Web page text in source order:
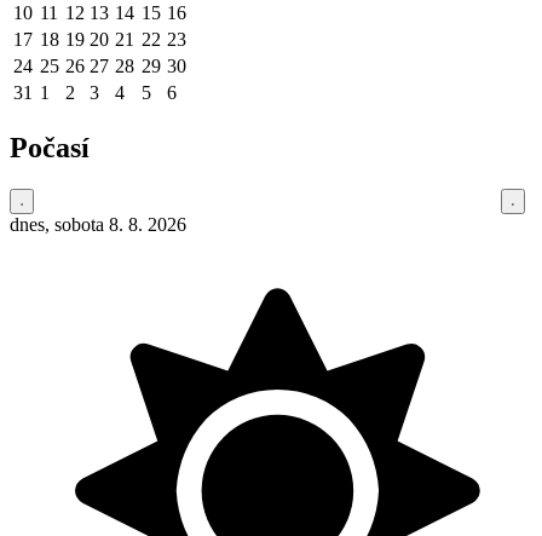
10 11 12 13 14 15 16
17 18 19 20 21 22 23
24 25 26 27 28 29 30
31 1 2 3 4 5 6
Počasí
dnes, sobota 8. 8. 2026